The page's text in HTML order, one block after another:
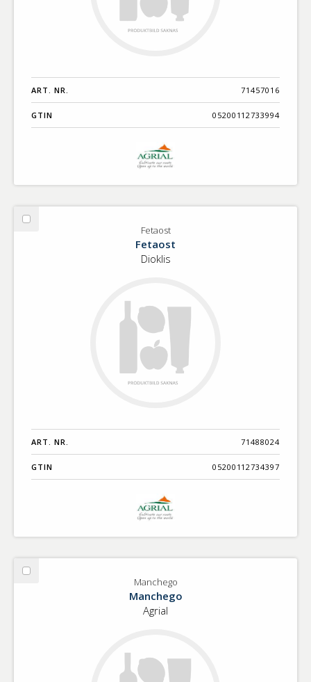
ART. NR. 71457016
GTIN 05200112733994
Välj
Fetaost
Fetaost
Dioklis
ART. NR. 71488024
GTIN 05200112734397
Välj
Manchego
Manchego
Agrial